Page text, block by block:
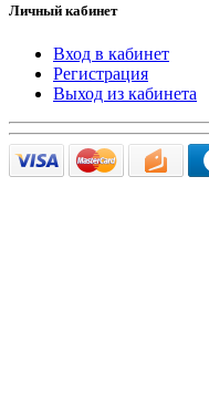
Личный кабинет
Вход в кабинет
Регистрация
Выход из кабинета